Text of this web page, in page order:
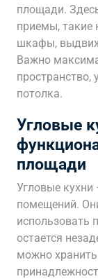
площади.
приемы, такие
шкафы,
Важно
потолка.
Угловые
площади
Угловые
помещений.
использовать
остается
можно